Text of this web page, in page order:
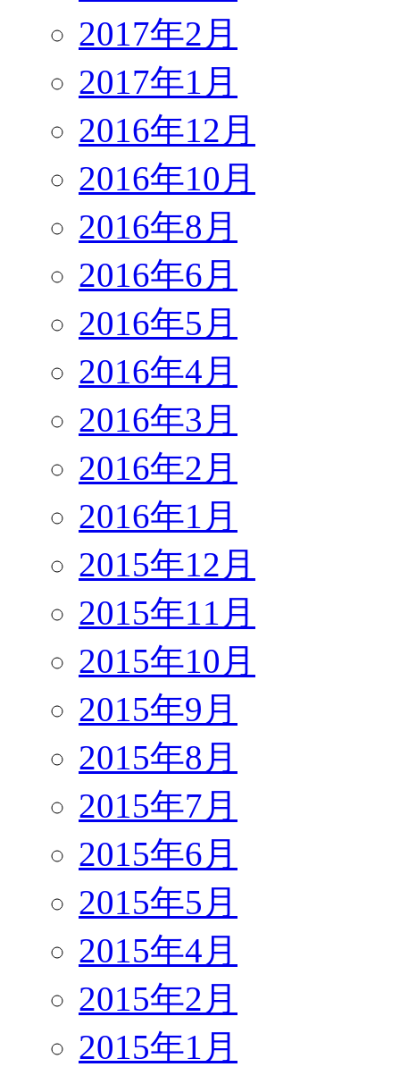
2017年2月
2017年1月
2016年12月
2016年10月
2016年8月
2016年6月
2016年5月
2016年4月
2016年3月
2016年2月
2016年1月
2015年12月
2015年11月
2015年10月
2015年9月
2015年8月
2015年7月
2015年6月
2015年5月
2015年4月
2015年2月
2015年1月